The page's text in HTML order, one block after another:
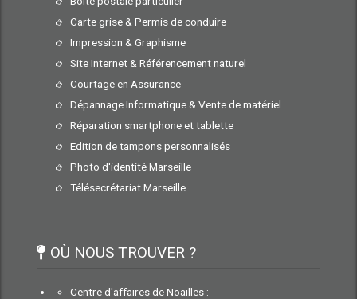
Carte grise & Permis de conduire
Impression & Graphisme
Site Internet & Référencement naturel
Courtage en Assurance
Dépannage Informatique & Vente de matériel
Réparation smartphone et tablette
Edition de tampons personnalisés
Photo d'identité Marseille
Télésecrétariat Marseille
OÙ NOUS TROUVER ?
Centre d'affaires de Noailles :